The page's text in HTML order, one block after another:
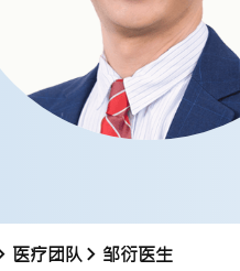
医疗团队 邹衍医生